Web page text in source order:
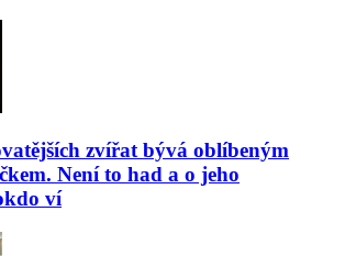
zvířat bývá oblíbeným
Není to had a o jeho
ví